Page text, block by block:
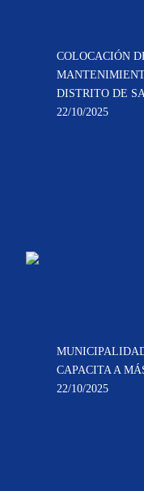
COLOCACIÓN
DISTRITO DE
22/10/2025
CAPACITA A
22/10/2025